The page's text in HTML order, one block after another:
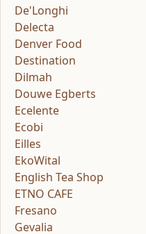
De'Longhi
Delecta
Denver Food
Destination
Dilmah
Douwe Egberts
Ecelente
Ecobi
Eilles
EkoWital
English Tea Shop
ETNO CAFE
Fresano
Gevalia